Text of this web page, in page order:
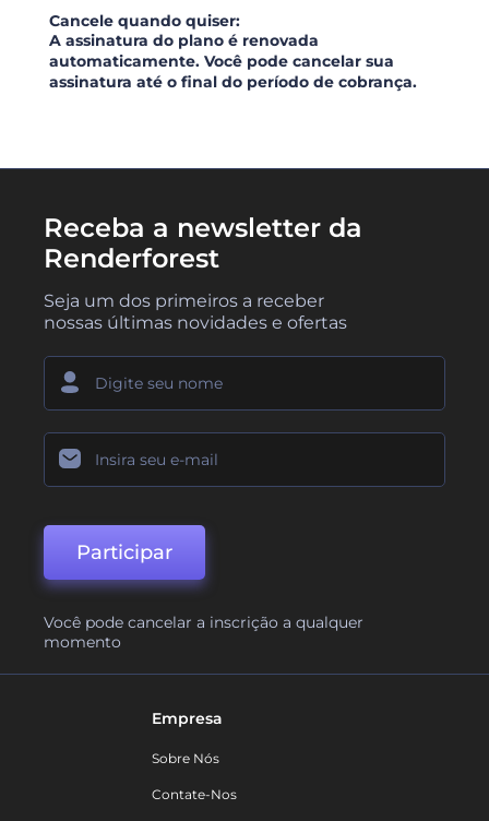
Cancele quando quiser:
A assinatura do plano é renovada
automaticamente. Você pode cancelar sua
assinatura até o final do período de cobrança.
Receba a newsletter da
Renderforest
Seja um dos primeiros a receber
nossas últimas novidades e ofertas
Participar
Você pode cancelar a inscrição a qualquer
momento
Empresa
Sobre Nós
Contate-Nos